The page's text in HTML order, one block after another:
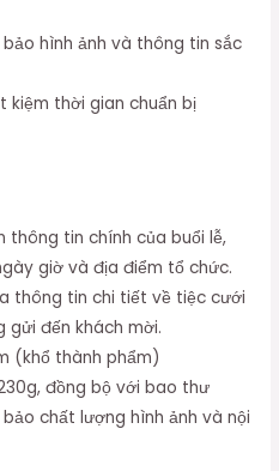
bảo hình ảnh và thông tin sắc
kiệm thời gian chuẩn bị
thông tin chính của buổi lễ,
giờ và địa điểm tổ chức.
thông tin chi tiết về tiệc cưới
gửi đến khách mời.
(khổ thành phẩm)
đồng bộ với bao thư
bảo chất lượng hình ảnh và nội